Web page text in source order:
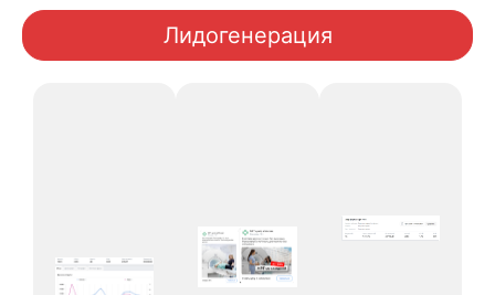
Лидогенерация